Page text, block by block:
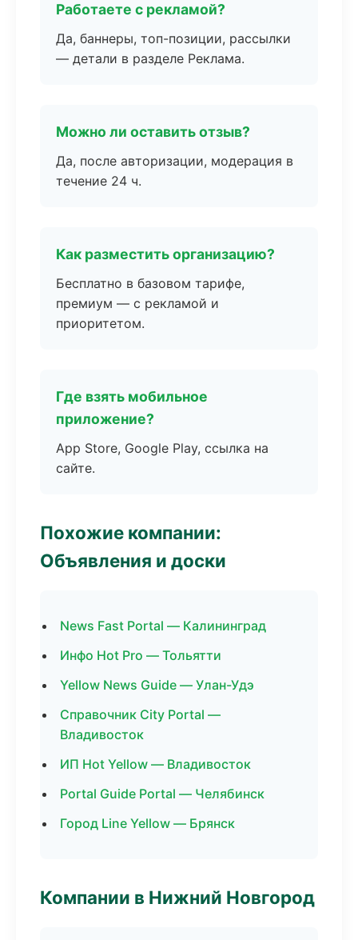
Работаете с рекламой?
Да, баннеры, топ-позиции, рассылки
— детали в разделе Реклама.
Можно ли оставить отзыв?
Да, после авторизации, модерация в
течение 24 ч.
Как разместить организацию?
Бесплатно в базовом тарифе,
премиум — с рекламой и
приоритетом.
Где взять мобильное
приложение?
App Store, Google Play, ссылка на
сайте.
Похожие компании:
Объявления и доски
News Fast Portal — Калининград
Инфо Hot Pro — Тольятти
Yellow News Guide — Улан-Удэ
Справочник City Portal —
Владивосток
ИП Hot Yellow — Владивосток
Portal Guide Portal — Челябинск
Город Line Yellow — Брянск
Компании в Нижний Новгород